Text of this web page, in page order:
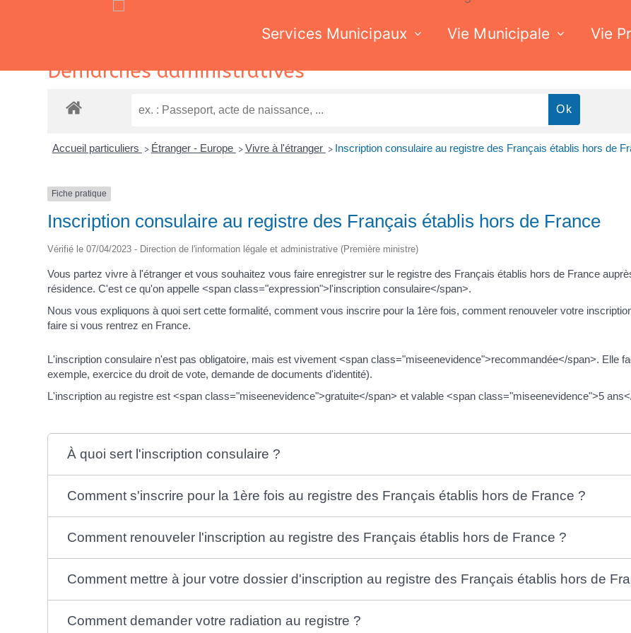
Services Municipaux Vie Municipale Vie
Démarches administratives
Accueil particuliers > Étranger - Europe > Vivre à l'étranger > Inscription consulaire au registre des Français établis hors de
Fiche pratique
Inscription consulaire au registre des Français établis hors de France
Vérifié le 07/04/2023 - Direction de l'information légale et administrative (Première ministre)
Vous partez vivre à l'étranger et vous souhaitez vous faire enregistrer sur le registre des Français établis hors de France
résidence. C'est ce qu'on appelle <span class="expression">l'inscription consulaire</span>.
Nous vous expliquons à quoi sert cette formalité, comment vous inscrire pour la 1ère fois, comment renouveler votre
faire si vous rentrez en France.
L'inscription consulaire n'est pas obligatoire, mais est vivement <span class="miseenevidence">recommandée</span>. Elle
exemple, exercice du droit de vote, demande de documents d'identité).
L'inscription au registre est <span class="miseenevidence">gratuite</span> et valable <span class="miseenevidence">5
À quoi sert l'inscription consulaire ?
Comment s'inscrire pour la 1ère fois au registre des Français établis hors de France ?
Comment renouveler l'inscription au registre des Français établis hors de France ?
Comment mettre à jour votre dossier d'inscription au registre des Français établis hors de
Comment demander votre radiation au registre ?